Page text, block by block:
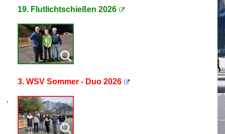
19. Flutlichtschießen 2026
3. WSV Sommer - Duo 2026